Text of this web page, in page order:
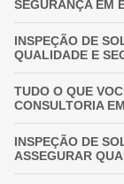
SEGURANÇA EM
INSPEÇÃO DE
QUALIDADE E
TUDO O QUE
CONSULTORIA
INSPEÇÃO DE
ASSEGURAR